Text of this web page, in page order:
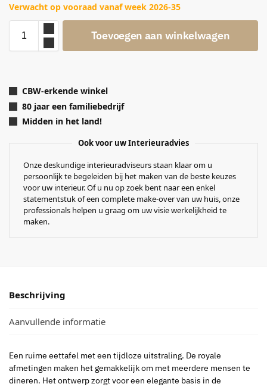
Verwacht op vooraad vanaf week 2026-35
Toevoegen aan winkelwagen
CBW-erkende winkel
80 jaar een familiebedrijf
Midden in het land!
Ook voor uw Interieuradvies
Onze deskundige interieuradviseurs staan klaar om u
persoonlijk te begeleiden bij het maken van de beste keuzes
voor uw interieur. Of u nu op zoek bent naar een enkel
statementstuk of een complete make-over van uw huis, onze
professionals helpen u graag om uw visie werkelijkheid te
maken.
Beschrijving
Aanvullende informatie
Een ruime eettafel met een tijdloze uitstraling. De royale
afmetingen maken het gemakkelijk om met meerdere mensen te
dineren. Het ontwerp zorgt voor een elegante basis in de